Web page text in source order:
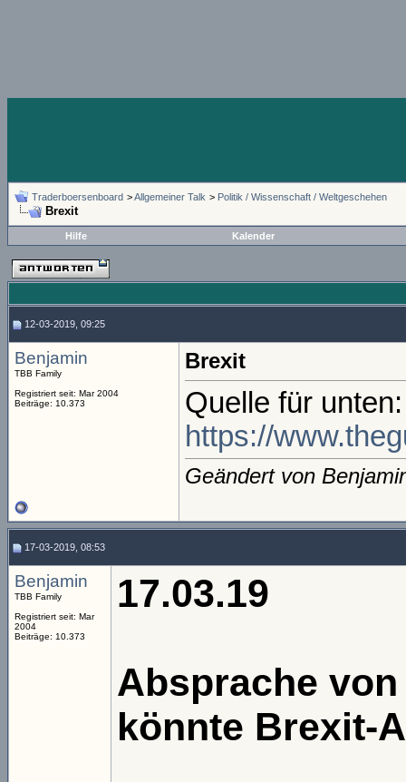
Traderboersenboard >Allgemeiner Talk > Politik / Wissenschaft / Weltgeschehen
Brexit
Hilfe Kalender
12-03-2019, 09:25
Benjamin
TBB Family
Registriert seit: Mar 2004
Beiträge: 10.373
Brexit
Quelle für unten:
https://
Geändert von
17-03-2019, 08:53
Benjamin
TBB Family
Registriert seit: Mar
2004
Beiträge: 10.373
17.03.19
Absprache
könnte Brexit-